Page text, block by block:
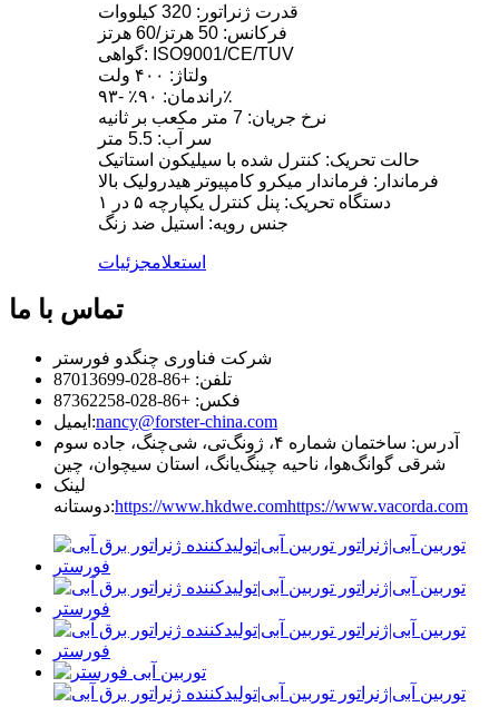
قدرت ژنراتور: 320 کیلووات
فرکانس: 50 هرتز/60 هرتز
گواهی: ISO9001/CE/TUV
ولتاژ: ۴۰۰ ولت
راندمان: ۹۰٪ -۹۳٪
نرخ جریان: 7 متر مکعب بر ثانیه
سر آب: 5.5 متر
حالت تحریک: کنترل شده با سیلیکون استاتیک
فرماندار: فرماندار میکرو کامپیوتر هیدرولیک بالا
دستگاه تحریک: پنل کنترل یکپارچه ۵ در ۱
جنس رویه: استیل ضد زنگ
استعلامجزئیات
تماس با ما
شرکت فناوری چنگدو فورستر
تلفن: +86-028-87013699
فکس: +86-028-87362258
ایمیل:nancy@forster-china.com
آدرس: ساختمان شماره ۴، ژونگ‌تی، شی‌چنگ، جاده سوم
شرقی گوانگ‌هوا، ناحیه چینگ‌یانگ، استان سیچوان، چین
لینک
دوستانه:https://www.hkdwe.comhttps://www.vacorda.com